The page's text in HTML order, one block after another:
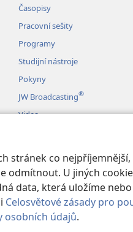
stránek co
odmítnout. U jiných
data, která uložíme
Celosvětové zásady pro
osobních údajů.
Časopisy
Pracovní sešity
Programy
Studijní nástroje
Pokyny
JW Broadcasting®
Videa
Dramatizované čtení Bible
Tower Bible and Tract Society